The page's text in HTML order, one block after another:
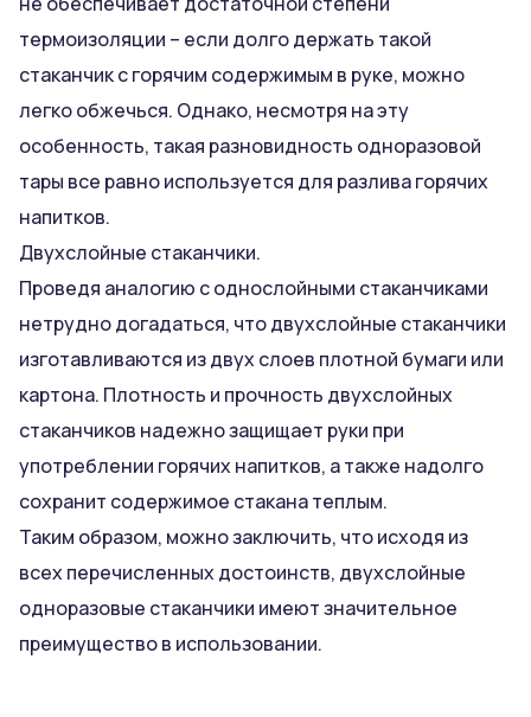
термоизоляции – если долго держать такой
стаканчик с горячим содержимым в руке, можно
легко обжечься. Однако, несмотря на эту
особенность, такая разновидность одноразовой
тары все равно используется для разлива горячих
напитков.
Двухслойные стаканчики.
Проведя аналогию с однослойными стаканчиками
нетрудно догадаться, что двухслойные стаканчики
изготавливаются из двух слоев плотной бумаги или
картона. Плотность и прочность двухслойных
стаканчиков надежно защищает руки при
употреблении горячих напитков, а также надолго
сохранит содержимое стакана теплым.
Таким образом, можно заключить, что исходя из
всех перечисленных достоинств, двухслойные
одноразовые стаканчики имеют значительное
преимущество в использовании.